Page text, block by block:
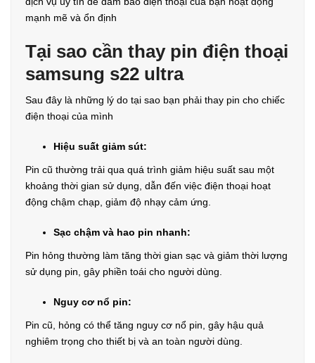
mạnh mẽ và ổn định
Tại sao cần thay pin điện thoại
samsung s22 ultra
Sau đây là những lý do tại sao bạn phải thay pin cho chiếc
điện thoại của mình
Hiệu suất giảm sút:
Pin cũ thường trải qua quá trình giảm hiệu suất sau một
khoảng thời gian sử dụng, dẫn đến việc điện thoại hoạt
động chậm chạp, giảm độ nhạy cảm ứng.
Sạc chậm và hao pin nhanh:
Pin hỏng thường làm tăng thời gian sạc và giảm thời lượng
sử dụng pin, gây phiền toái cho người dùng.
Nguy cơ nổ pin:
Pin cũ, hỏng có thể tăng nguy cơ nổ pin, gây hậu quả
nghiêm trọng cho thiết bị và an toàn người dùng.